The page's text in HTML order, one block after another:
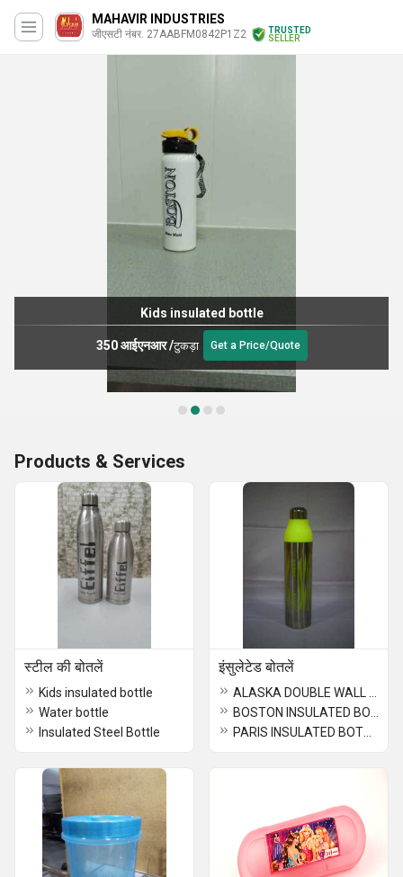
MAHAVIR INDUSTRIES
जीएसटी नंबर. 27AABFM0842P1Z2
TRUSTED
SELLER
Kids insulated bottle
350 आईएनआर/टुकड़ा Get a Price/Quote
Products & Services
स्टील की बोतलें
Kids insulated bottle
Water bottle
Insulated Steel Bottle
इंसुलेटेड बोतलें